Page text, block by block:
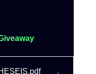
.pdf